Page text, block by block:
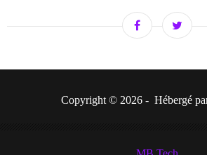
Copyright © 2026 - Hébergé